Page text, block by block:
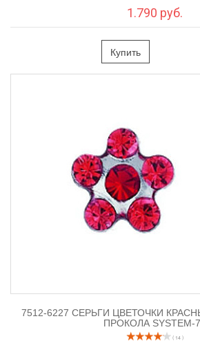
1.790 руб.
Купить
7512-6227 СЕРЬГИ ЦВЕТОЧКИ
ПРОКОЛА SYSTEM-
( 14 )